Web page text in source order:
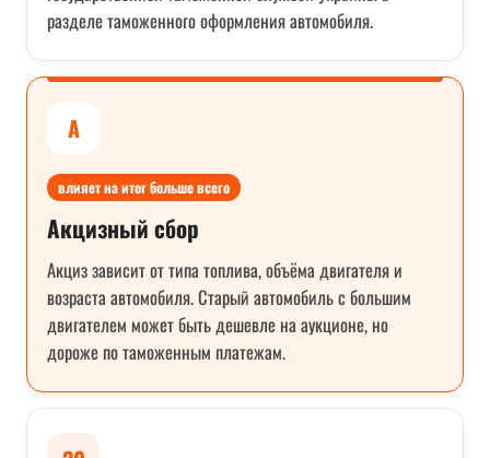
разделе таможенного оформления автомобиля.
A
влияет на итог больше всего
Акцизный сбор
Акциз зависит от типа топлива, объёма двигателя и
возраста автомобиля. Старый автомобиль с большим
двигателем может быть дешевле на аукционе, но
дороже по таможенным платежам.